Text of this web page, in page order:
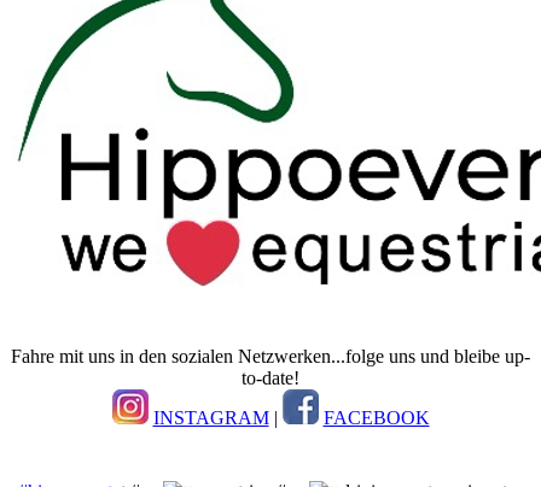
Fahre mit uns in den sozialen Netzwerken...folge uns und bleibe up-
to-date!
INSTAGRAM| FACEBOOK